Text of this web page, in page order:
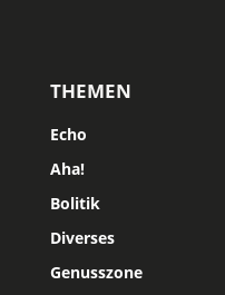
THEMEN
Echo
Aha!
Bolitik
Diverses
Genusszone